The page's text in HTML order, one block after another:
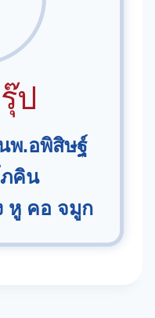
ป
พ.อพิสิษฐ์
คิน
หู คอ จมูก